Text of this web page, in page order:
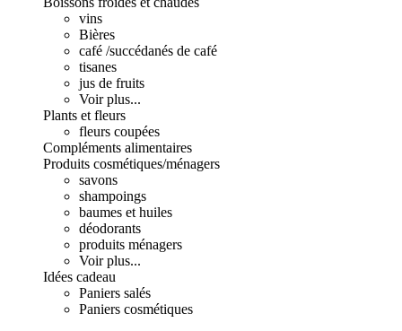
vins
Bières
café /succédanés de café
tisanes
jus de fruits
Voir plus...
Plants et fleurs
fleurs coupées
Compléments alimentaires
Produits cosmétiques/ménagers
savons
shampoings
baumes et huiles
déodorants
produits ménagers
Voir plus...
Idées cadeau
Paniers salés
Paniers cosmétiques